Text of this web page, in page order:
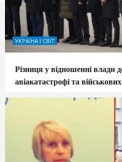
УКРАЇНА І СВІТ
Різниця у відношенні влади
авіакатастрофі та